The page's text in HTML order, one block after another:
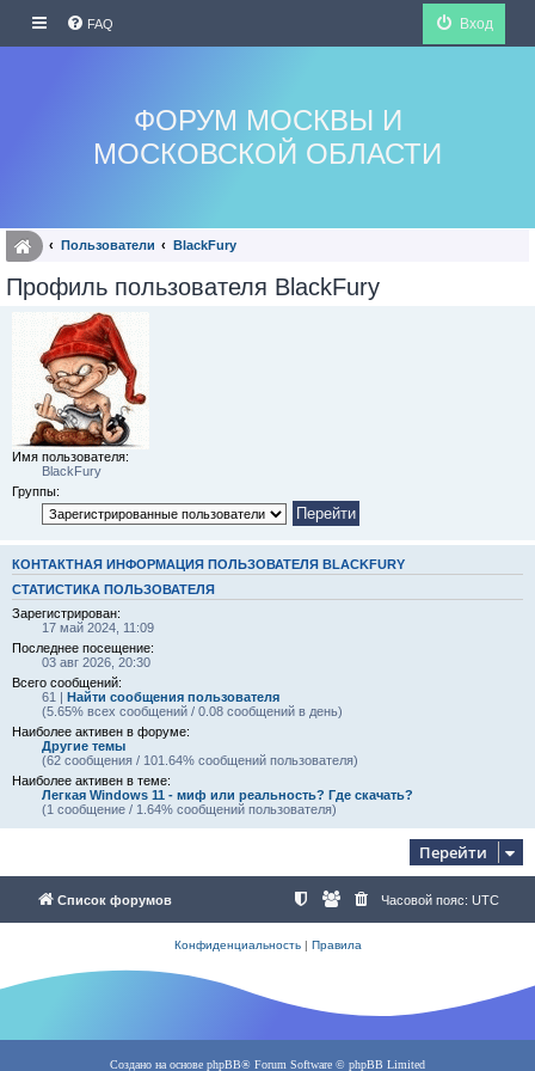
FAQ Вход
ФОРУМ МОСКВЫ И
МОСКОВСКОЙ ОБЛАСТИ
Пользователи BlackFury
Профиль пользователя BlackFury
Имя пользователя:
BlackFury
Группы:
КОНТАКТНАЯ ИНФОРМАЦИЯ ПОЛЬЗОВАТЕЛЯ BLACKFURY
СТАТИСТИКА ПОЛЬЗОВАТЕЛЯ
Зарегистрирован:
17 май 2024, 11:09
Последнее посещение:
03 авг 2026, 20:30
Всего сообщений:
61 | Найти сообщения пользователя
(5.65% всех сообщений / 0.08 сообщений в день)
Наиболее активен в форуме:
Другие темы
(62 сообщения / 101.64% сообщений пользователя)
Наиболее активен в теме:
Легкая Windows 11 - миф или реальность? Где скачать?
(1 сообщение / 1.64% сообщений пользователя)
Перейти
Список форумов Часовой пояс: UTC
Конфиденциальность| Правила
Создано на основе phpBB® Forum Software © phpBB Limited